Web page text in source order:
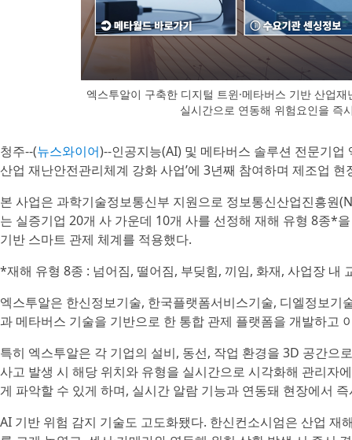
엑스투알이 구축한 디지털 트윈·메타버스 기반 산업
실시간으로 연동해 위험요인을 즉
청주--(뉴스와이어)--인공지능(AI) 및 메타버스 솔루션 전문기업
산업 재난안전관리체계 강화 사업’에 3년째 참여하며 제조업
본 사업은 과학기술정보통신부 지원으로 정보통신산업진흥원
는 실증기업 20개 사 가운데 10개 사를 선정해 재해 유형 8종*
기반 스마트 관제 체계를 적용했다.
*재해 유형 8종 : 넘어짐, 떨어짐, 부딪힘, 끼임, 화재, 사업장 내
엑스투알은 한신정보기술, 한국플랫폼서비스기술, 디엘정보기
과 메타버스 기술을 기반으로 한 통합 관제 플랫폼을 개발하고
특히 엑스투알은 각 기업의 설비, 동선, 작업 환경을 3D 공간으
사고 발생 시 해당 위치와 유형을 실시간으로 시각화해 관리자
게 파악할 수 있게 하며, 실시간 알람 기능과 연동돼 현장에서
AI 기반 위험 감지 기술도 고도화됐다. 한신컨소시엄은 산업